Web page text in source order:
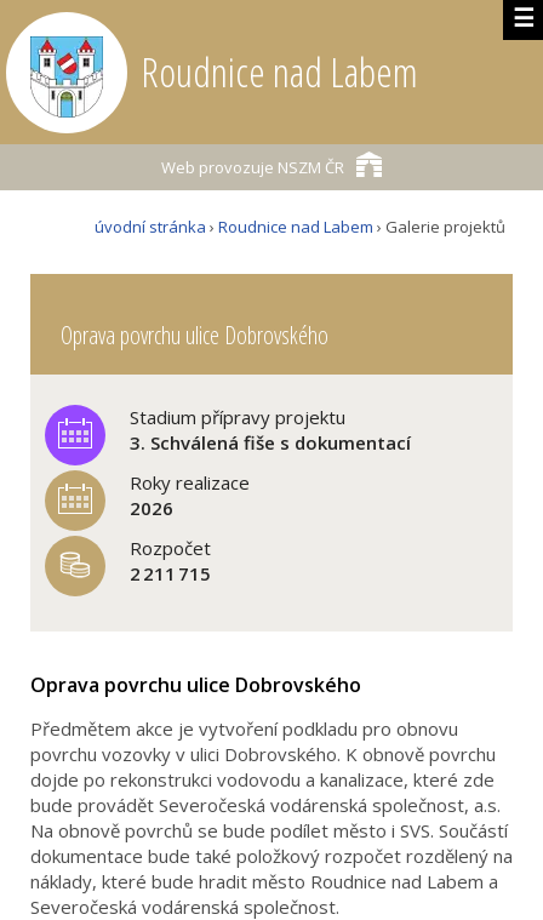
☰
Roudnice nad Labem
Web provozuje NSZM ČR
úvodní stránka › Roudnice nad Labem › Galerie projektů
Oprava povrchu ulice Dobrovského
Stadium přípravy projektu
3. Schválená fiše s dokumentací
Roky realizace
2026
Rozpočet
2 211 715
Oprava povrchu ulice Dobrovského
Předmětem akce je vytvoření podkladu pro obnovu
povrchu vozovky v ulici Dobrovského. K obnově povrchu
dojde po rekonstrukci vodovodu a kanalizace, které zde
bude provádět Severočeská vodárenská společnost, a.s.
Na obnově povrchů se bude podílet město i SVS. Součástí
dokumentace bude také položkový rozpočet rozdělený na
náklady, které bude hradit město Roudnice nad Labem a
Severočeská vodárenská společnost.